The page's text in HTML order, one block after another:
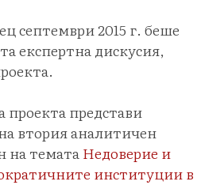
септември 2015 г. беше
експертна дискусия,
проекта представи
втория аналитичен
на тематаНедоверие и
институции в